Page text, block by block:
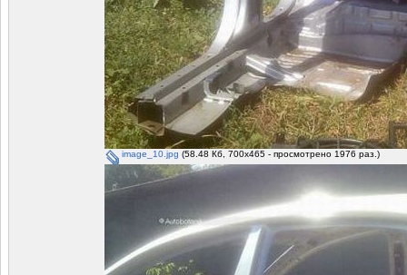
image_10.jpg (58.48 Кб, 700x465 - просмотрено 1976 раз.)